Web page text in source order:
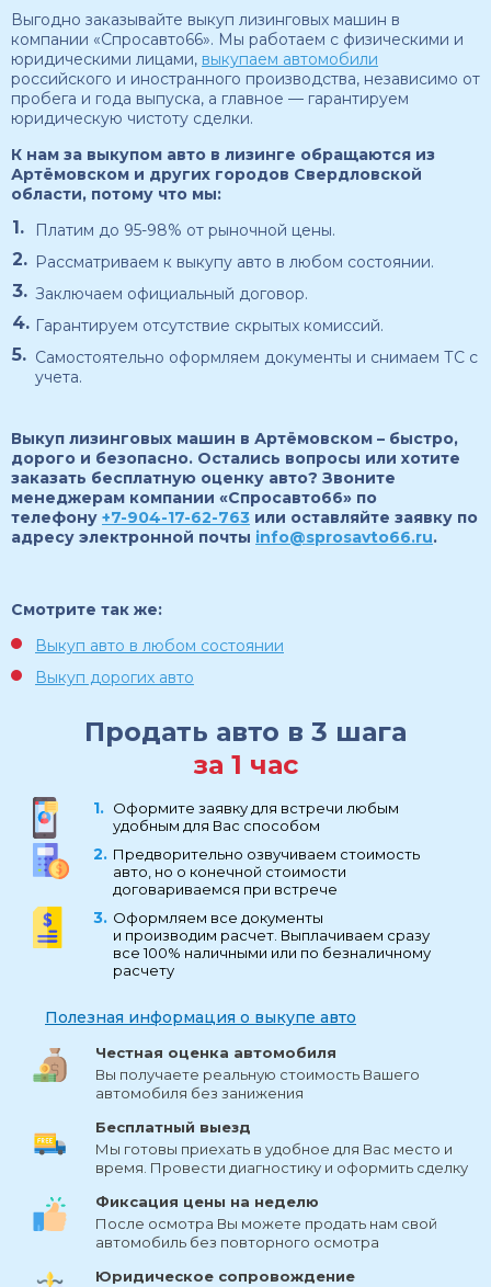
Выгодно заказывайте выкуп лизинговых машин в
компании «Спросавто66». Мы работаем с физическими и
юридическими лицами, выкупаем автомобили
российского и иностранного производства, независимо от
пробега и года выпуска, а главное — гарантируем
юридическую чистоту сделки.
К нам за выкупом авто в лизинге обращаются из
Артёмовском и других городов Свердловской
области, потому что мы:
Платим до 95-98% от рыночной цены.
Рассматриваем к выкупу авто в любом состоянии.
Заключаем официальный договор.
Гарантируем отсутствие скрытых комиссий.
Самостоятельно оформляем документы и снимаем ТС с
учета.
Выкуп лизинговых машин в Артёмовском – быстро,
дорого и безопасно. Остались вопросы или хотите
заказать бесплатную оценку авто? Звоните
менеджерам компании «Спросавто66» по
телефону +7-904-17-62-763 или оставляйте заявку по
адресу электронной почты info@sprosavto66.ru.
Смотрите так же:
Выкуп авто в любом состоянии
Выкуп дорогих авто
Продать авто в 3 шага
за 1 час
Оформите заявку для встречи любым
удобным для Вас способом
Предворительно озвучиваем стоимость
авто, но о конечной стоимости
договариваемся при встрече
Оформляем все документы
и производим расчет. Выплачиваем сразу
все 100% наличными или по безналичному
расчету
Полезная информация о выкупе авто
Честная оценка автомобиля
Вы получаете реальную стоимость Вашего
автомобиля без занижения
Бесплатный выезд
Мы готовы приехать в удобное для Вас место и
время. Провести диагностику и оформить сделку
Фиксация цены на неделю
После осмотра Вы можете продать нам свой
автомобиль без повторного осмотра
Юридическое сопровождение